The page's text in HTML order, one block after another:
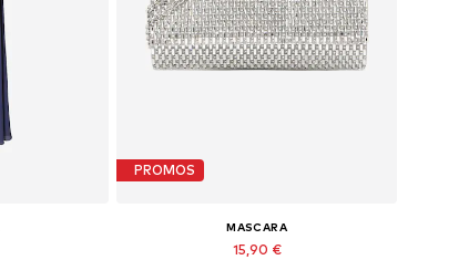
PROMOS
MASCARA
15,90 €